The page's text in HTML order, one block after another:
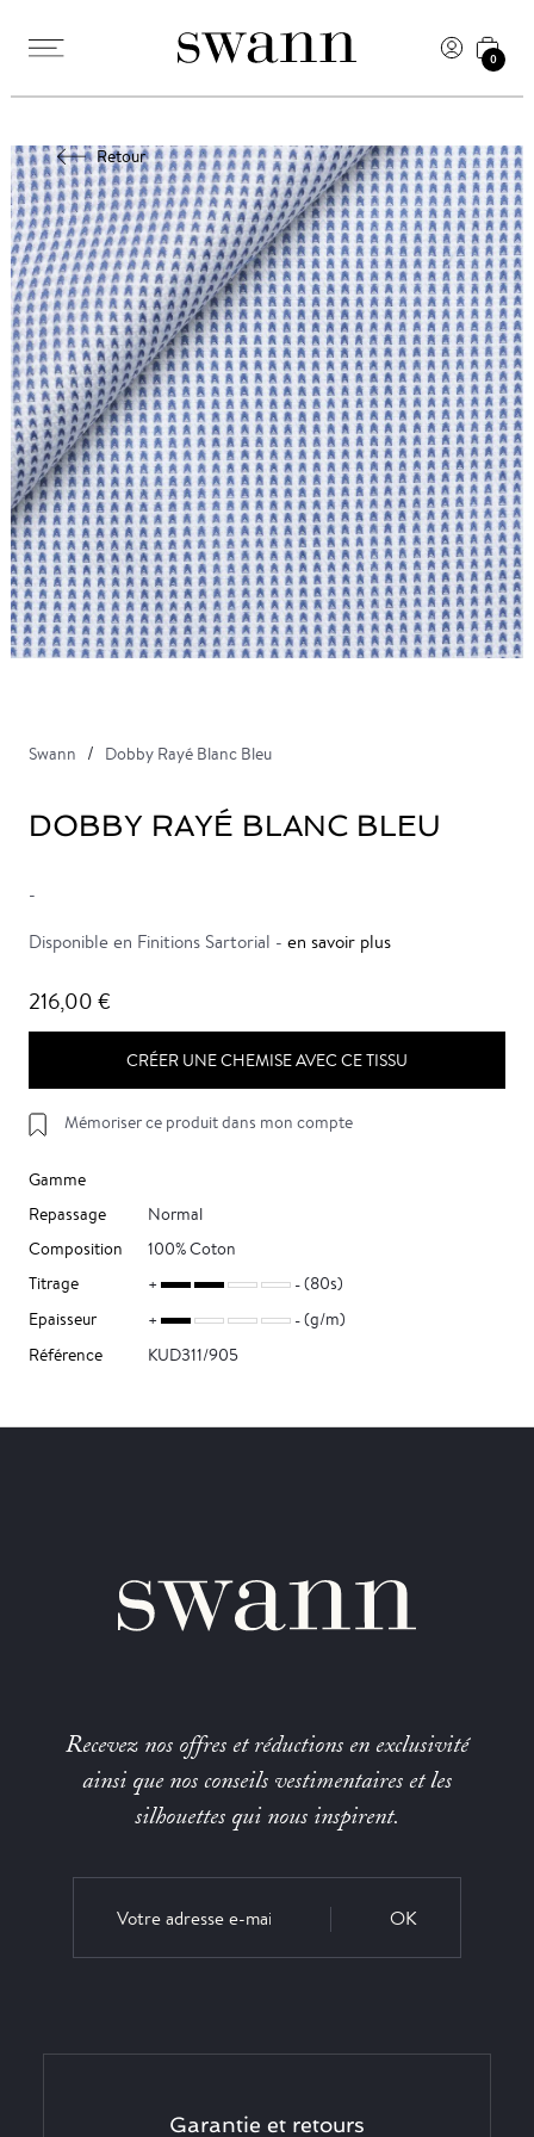
0
Retour
Swann Dobby Rayé Blanc Bleu
DOBBY RAYÉ BLANC BLEU
-
Disponible en Finitions Sartorial - en savoir plus
216,00 €
CRÉER UNE CHEMISE AVEC CE TISSU
Mémoriser ce produit dans mon compte
Gamme
Repassage
Normal
Composition
100% Coton
Titrage
(80s)
Epaisseur
(g/m)
Référence
KUD311/905
Recevez nos offres et réductions en exclusivité
ainsi que nos conseils vestimentaires et les
silhouettes qui nous inspirent.
OK
Garantie et retours